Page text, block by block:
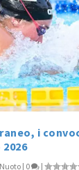
i
Nuoto | 0 |